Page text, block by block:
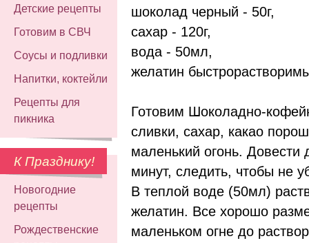
Детские рецепты
Готовим в СВЧ
Соусы и подливки
Напитки, коктейли
Рецепты для
пикника
К Празднику!
Новогодние
рецепты
Рождественские
шоколад черный - 50г,
сахар - 120г,
вода - 50мл,
желатин
Готовим Шоколадно-
сливки, сахар, какао
маленький огонь. Довести
минут, следить, чтобы не
В теплой воде (50мл)
желатин. Все хорошо
маленьком огне до